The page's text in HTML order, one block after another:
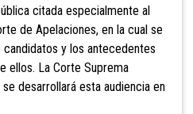
citada especialmente al
de Apelaciones, en la cual se
y los antecedentes
ellos. La Corte Suprema
desarrollará esta audiencia en